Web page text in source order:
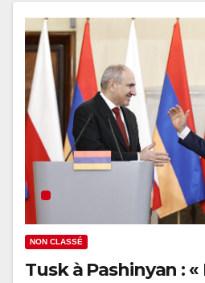
NON CLASSÉ
Tusk à Pashinyan :